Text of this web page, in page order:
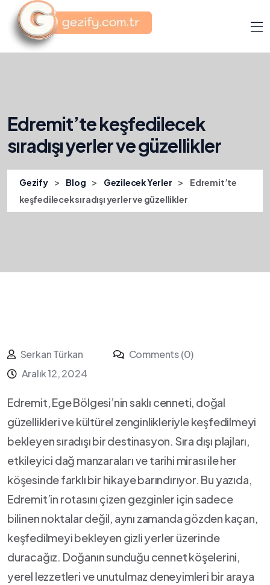
Edremit’te keşfedilecek
sıradışı yerler ve güzellikler
Gezify > Blog > Gezilecek Yerler >
Edremit’te
keşfedilecek sıradışı yerler ve güzellikler
Serkan Türkan
Comments (0)
Aralık 12, 2024
Edremit, Ege Bölgesi’nin ‌saklı cenneti, doğal
güzellikleri ve ‌kültürel zenginlikleriyle keşfedilmeyi
bekleyen sıradışı ⁤bir destinasyon. Sıra dışı plajları,⁢
etkileyici dağ manzaraları ve tarihi mirası ile her
köşesinde⁤ farklı bir hikaye barındırıyor. Bu yazıda,
Edremit’in rotasını çizen gezginler için sadece
⁢bilinen⁢ noktalar değil, aynı zamanda gözden kaçan,
keşfedilmeyi bekleyen gizli‌ yerler üzerinde
duracağız. Doğanın sunduğu cennet köşelerini,‍
yerel lezzetleri ve ‍unutulmaz deneyimleri bir araya